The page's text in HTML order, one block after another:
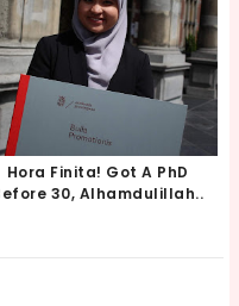
Hora Finita! Got A PhD
30, Alhamdulillah..